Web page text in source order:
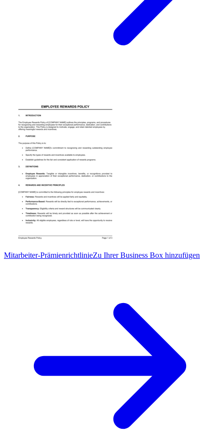
Mitarbeiter-PrämienrichtlinieZu Ihrer Business Box hinzufügen